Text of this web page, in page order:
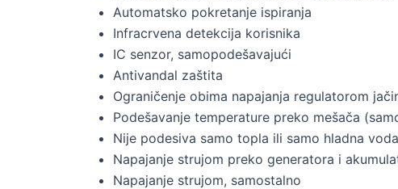
Automatsko pokretanje ispiranja
Infracrvena detekcija korisnika
IC senzor, samopodešavajući
Antivandal zaštita
Ograničenje obima napajanja regulatorom
Podešavanje temperature preko mešača
Nije podesiva samo topla ili samo hladna
Napajanje strujom preko generatora i
Napajanje strujom, samostalno